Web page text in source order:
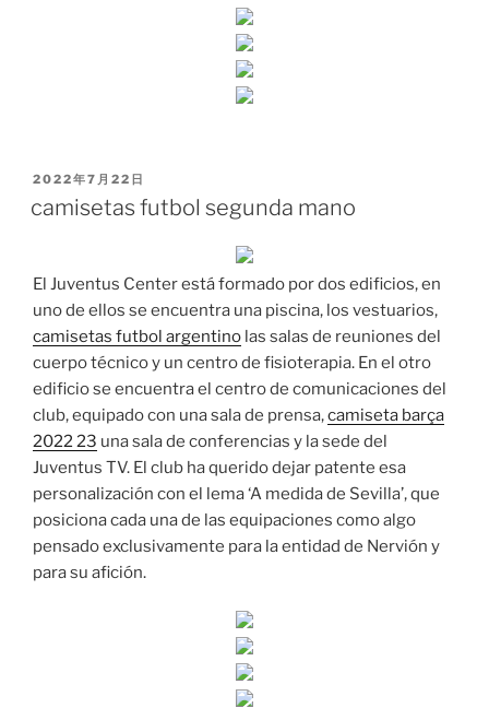
PUBLICADO
2022年7月22日
camisetas futbol segunda mano
El Juventus Center está formado por dos edificios, en
uno de ellos se encuentra una piscina, los vestuarios,
camisetas futbol argentino las salas de reuniones del
cuerpo técnico y un centro de fisioterapia. En el otro
edificio se encuentra el centro de comunicaciones del
club, equipado con una sala de prensa,camiseta barça
2022 23 una sala de conferencias y la sede del
Juventus TV. El club ha querido dejar patente esa
personalización con el lema ‘A medida de Sevilla’, que
posiciona cada una de las equipaciones como algo
pensado exclusivamente para la entidad de Nervión y
para su afición.